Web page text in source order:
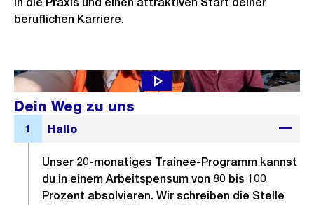
beruflichen Karriere.
Dein Weg zu uns
Unser 20-monatiges Trainee-Programm kannst
du in einem Arbeitspensum von 80 bis 100
Prozent absolvieren. Wir schreiben die Stelle